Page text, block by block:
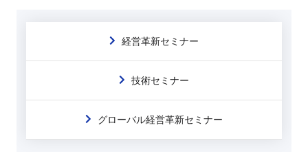
経営革新セミナー
技術セミナー
グローバル経営革新セミナー